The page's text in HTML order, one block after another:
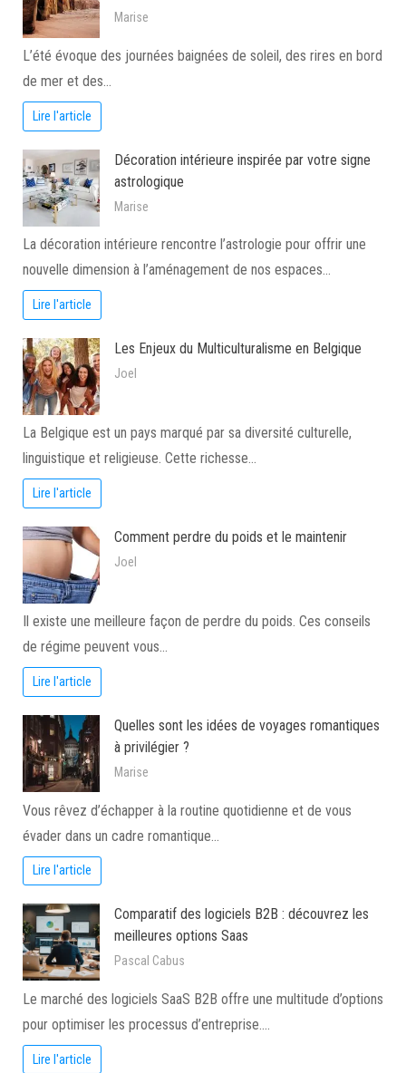
Marise
L’été évoque des journées baignées de soleil, des rires en bord
de mer et des…
Lire l'article
Décoration intérieure inspirée par votre signe
astrologique
Marise
La décoration intérieure rencontre l’astrologie pour offrir une
nouvelle dimension à l’aménagement de nos espaces…
Lire l'article
Les Enjeux du Multiculturalisme en Belgique
Joel
La Belgique est un pays marqué par sa diversité culturelle,
linguistique et religieuse. Cette richesse…
Lire l'article
Comment perdre du poids et le maintenir
Joel
Il existe une meilleure façon de perdre du poids. Ces conseils
de régime peuvent vous…
Lire l'article
Quelles sont les idées de voyages romantiques
à privilégier ?
Marise
Vous rêvez d’échapper à la routine quotidienne et de vous
évader dans un cadre romantique…
Lire l'article
Comparatif des logiciels B2B : découvrez les
meilleures options Saas
Pascal Cabus
Le marché des logiciels SaaS B2B offre une multitude d’options
pour optimiser les processus d’entreprise.…
Lire l'article